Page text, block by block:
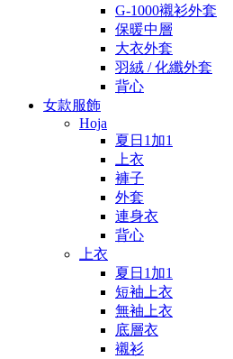
G-1000襯衫外套
保暖中層
大衣外套
羽絨 / 化纖外套
背心
女款服飾
Hoja
夏日1加1
上衣
褲子
外套
連身衣
背心
上衣
夏日1加1
短袖上衣
無袖上衣
底層衣
襯衫